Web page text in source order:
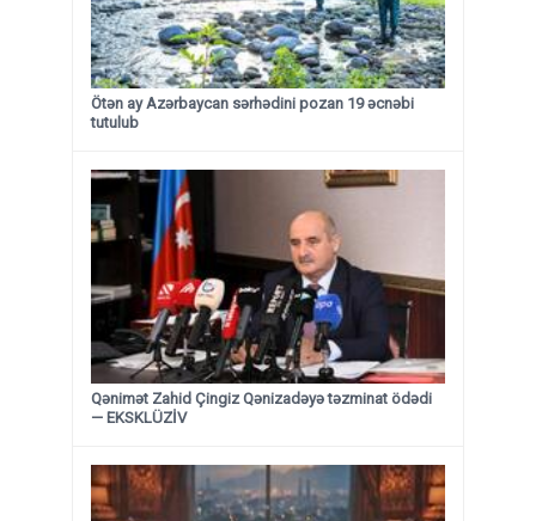
Ötən ay Azərbaycan sərhədini pozan 19 əcnəbi
tutulub
Qənimət Zahid Çingiz Qənizadəyə təzminat ödədi
— EKSKLÜZİV